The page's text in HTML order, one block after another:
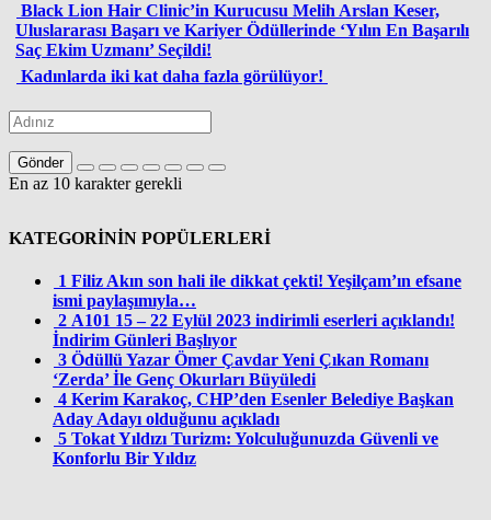
Black Lion Hair Clinic’in Kurucusu Melih Arslan Keser,
Uluslararası Başarı ve Kariyer Ödüllerinde ‘Yılın En Başarılı
Saç Ekim Uzmanı’ Seçildi!
Kadınlarda iki kat daha fazla görülüyor!
Gönder
En az 10 karakter gerekli
KATEGORİNİN POPÜLERLERİ
1 Filiz Akın son hali ile dikkat çekti! Yeşilçam’ın efsane
ismi paylaşımıyla…
2 A101 15 – 22 Eylül 2023 indirimli eserleri açıklandı!
İndirim Günleri Başlıyor
3 Ödüllü Yazar Ömer Çavdar Yeni Çıkan Romanı
‘Zerda’ İle Genç Okurları Büyüledi
4 Kerim Karakoç, CHP’den Esenler Belediye Başkan
Aday Adayı olduğunu açıkladı
5 Tokat Yıldızı Turizm: Yolculuğunuzda Güvenli ve
Konforlu Bir Yıldız